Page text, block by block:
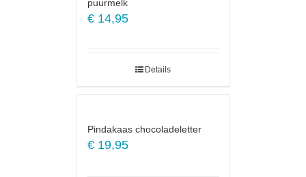
puurmelk
€14,95
Details
Pindakaas chocoladeletter
€19,95